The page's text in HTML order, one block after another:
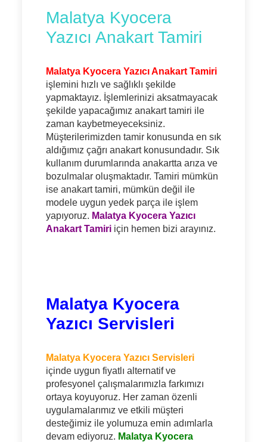
Malatya Kyocera
Yazıcı Anakart Tamiri
Malatya Kyocera Yazıcı Anakart Tamiri
işlemini hızlı ve sağlıklı şekilde
yapmaktayız. İşlemlerinizi aksatmayacak
şekilde yapacağımız anakart tamiri ile
zaman kaybetmeyeceksiniz.
Müşterilerimizden tamir konusunda en sık
aldığımız çağrı anakart konusundadır. Sık
kullanım durumlarında anakartta arıza ve
bozulmalar oluşmaktadır. Tamiri mümkün
ise anakart tamiri, mümkün değil ile
modele uygun yedek parça ile işlem
yapıyoruz. Malatya Kyocera Yazıcı
Anakart Tamiriiçin hemen bizi arayınız.
Malatya Kyocera
Yazıcı Servisleri
Malatya Kyocera Yazıcı Servisleri
içinde uygun fiyatlı alternatif ve
profesyonel çalışmalarımızla farkımızı
ortaya koyuyoruz. Her zaman özenli
uygulamalarımız ve etkili müşteri
desteğimiz ile yolumuza emin adımlarla
devam ediyoruz. Malatya Kyocera